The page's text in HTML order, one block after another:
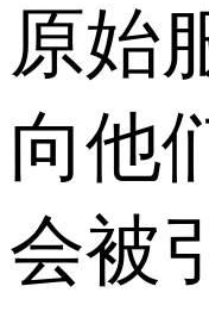
原始
向他
会被